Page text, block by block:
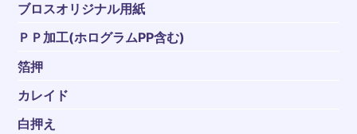
ブロスオリジナル用紙
ＰＰ加工(ホログラムPP含む)
箔押
カレイド
白押え